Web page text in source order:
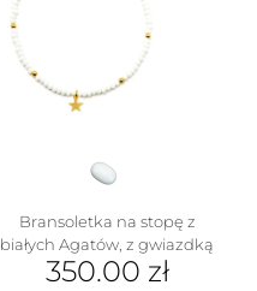
Bransoletka na stopę z
białych Agatów, z gwiazdką
350.00 zł